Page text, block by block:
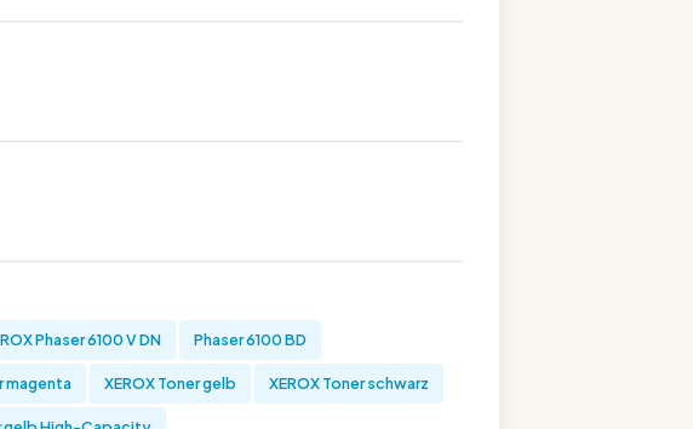
Phaser 6100 V DN Phaser 6100 BD
magenta XEROX Toner gelb XEROX Toner schwarz